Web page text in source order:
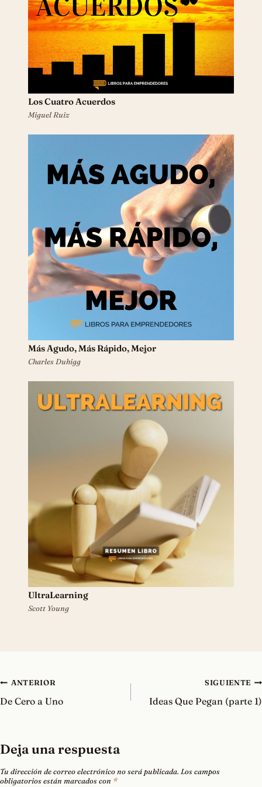
Los Cuatro Acuerdos
Miguel Ruiz
Más Agudo, Más Rápido, Mejor
Charles Duhigg
UltraLearning
Scott Young
Navegación
de
ANTERIOR
De Cero a Uno
SIGUIENTE
Ideas Que Pegan (parte 1)
Deja una respuesta
Tu dirección de correo electrónico no será publicada. Los campos
obligatorios están marcados con *